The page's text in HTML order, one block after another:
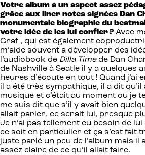
Votre album a un aspect assez
grâce aux liner notes signées Dan
monumentale biographie du
votre idée de les lui confier ? Avec
Graf , qui est également
m’aide souvent a développer des
l’audiobook de Dilla Timede Dan
de Nashville à Seatle il y a quelques
heures d’écoute en tout ! Quand j’ai
il a été très sympathique, il a dit
musique et c’était au moment ou je
me suis dit que s’il y avait bien
allait parler, ce serait lui, presque
Je n’ai pas tellement eu besoin de
ce soit en particulier et ça s’est fait
juste parlé un peu de l’album mais il
assez claire de ce qu’il allait faire.